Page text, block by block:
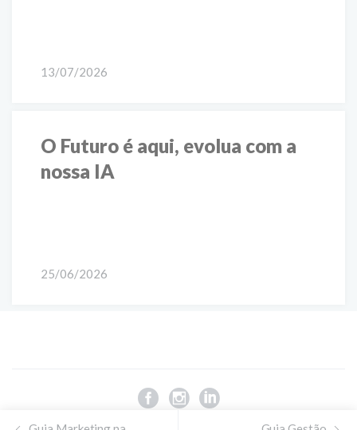
13/07/2026
O Futuro é aqui, evolua com a
nossa IA
25/06/2026